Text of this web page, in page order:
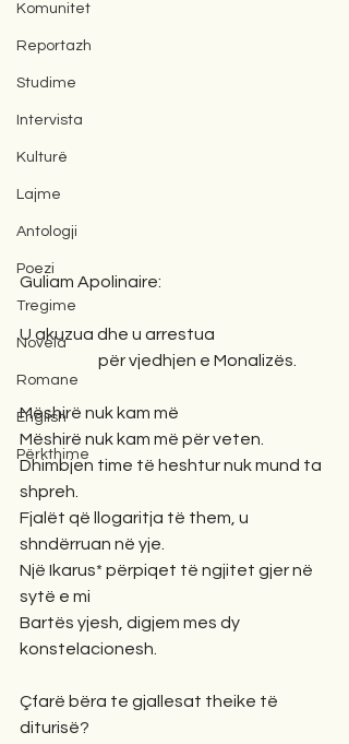
Komunitet
Reportazh
Studime
Intervista
Kulturë
Lajme
Antologji
Poezi
Tregime
Novela
Romane
English
Përkthime
Guliam Apolinaire:
U akuzua dhe u arrestua
për vjedhjen e Monalizës.
Mëshirë nuk kam më
Mëshirë nuk kam më për veten.
Dhimbjen time të heshtur nuk mund ta
shpreh.
Fjalët që llogaritja të them, u
shndërruan në yje.
Një Ikarus* përpiqet të ngjitet gjer në
sytë e mi
Bartës yjesh, digjem mes dy
konstelacionesh.
Çfarë bëra te gjallesat theike të
diturisë?